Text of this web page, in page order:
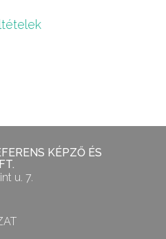
KÉPZŐ ÉS
u. 7.